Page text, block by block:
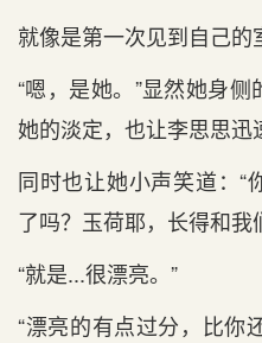
就像是第一次见到自己的
“嗯，是她。”显然她身
她的淡定，也让李思思迅
同时也让她小声笑道：“
了吗？玉荷耶，长得和我
“就是...很漂亮。”
“漂亮的有点过分，比你